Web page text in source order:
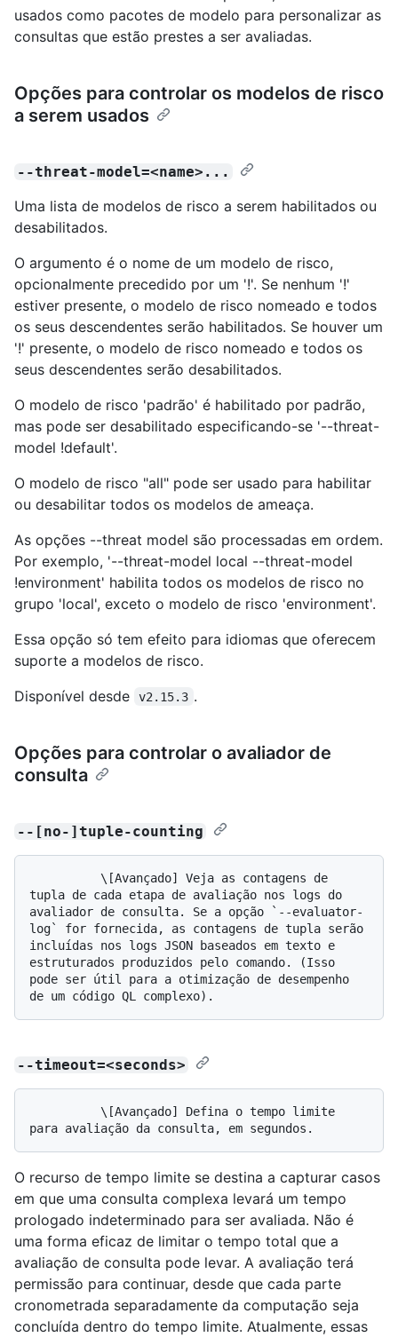
usados como pacotes de modelo para personalizar as
consultas que estão prestes a ser avaliadas.
Opções para controlar os modelos de risco
a serem usados
--threat-model=<name>...
Uma lista de modelos de risco a serem habilitados ou
desabilitados.
O argumento é o nome de um modelo de risco,
opcionalmente precedido por um '!'. Se nenhum '!'
estiver presente, o modelo de risco nomeado e todos
os seus descendentes serão habilitados. Se houver um
'!' presente, o modelo de risco nomeado e todos os
seus descendentes serão desabilitados.
O modelo de risco 'padrão' é habilitado por padrão,
mas pode ser desabilitado especificando-se '--threat-
model !default'.
O modelo de risco "all" pode ser usado para habilitar
ou desabilitar todos os modelos de ameaça.
As opções --threat model são processadas em ordem.
Por exemplo, '--threat-model local --threat-model
!environment' habilita todos os modelos de risco no
grupo 'local', exceto o modelo de risco 'environment'.
Essa opção só tem efeito para idiomas que oferecem
suporte a modelos de risco.
Disponível desde
v2.15.3 .
Opções para controlar o avaliador de
consulta
--[no-]tuple-counting
tupla de cada etapa de avaliação nos logs do
avaliador de consulta. Se a opção `--evaluator-
log` for fornecida, as contagens de tupla serão
incluídas nos logs JSON baseados em texto e
estruturados produzidos pelo comando. (Isso
pode ser útil para a otimização de desempenho
--timeout=<seconds>
O recurso de tempo limite se destina a capturar casos
em que uma consulta complexa levará um tempo
prologado indeterminado para ser avaliada. Não é
uma forma eficaz de limitar o tempo total que a
avaliação de consulta pode levar. A avaliação terá
permissão para continuar, desde que cada parte
cronometrada separadamente da computação seja
concluída dentro do tempo limite. Atualmente, essas